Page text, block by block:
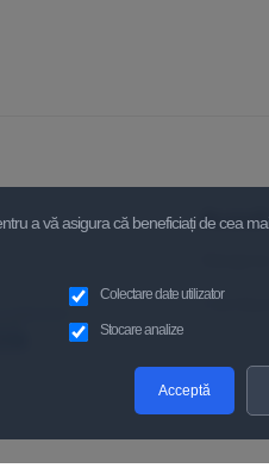
Acasă
a vă asigura că beneficiați de cea
Colectare date utilizator
Stocare analize
Acceptă